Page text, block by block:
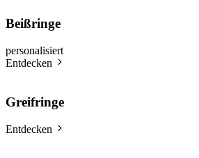
Beißringe
personalisiert
Entdecken
Greifringe
Entdecken